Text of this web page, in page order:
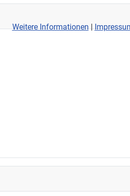
Weitere Informationen|